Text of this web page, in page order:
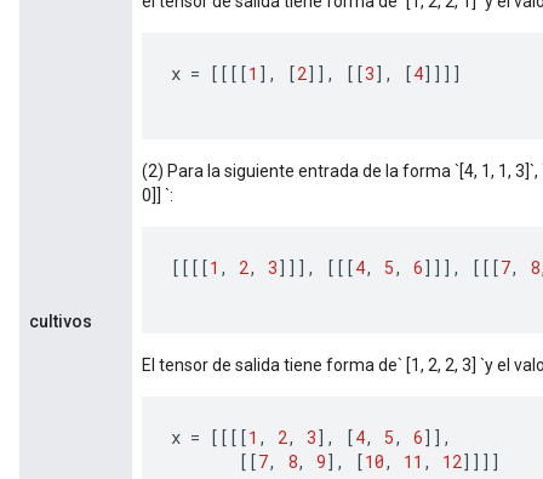
cultivos
x = [[[[1 ], [2]], [[3], [4]]]]
(2) Para la siguiente entrada de la forma `[4, 1, 1, 3]`,
0]] `:
[[[[1 , 2, 3]]], [[[4, 5, 6]]], [[[7, 8
El tensor de salida tiene forma de` [1, 2, 2, 3] `y el
x = [[[[1 , 2, 3], [4, 5, 6]],
[[7, 8, 9], [10, 11 , 12]]]]